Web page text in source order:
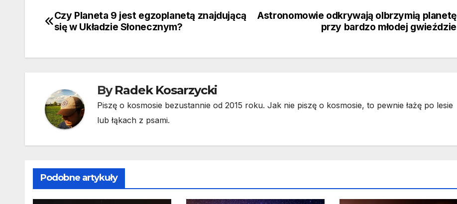
Nawigacja
Astronomowie odkrywają olbrzymią planetę
przy bardzo młodej gwieździe
Czy Planeta 9 jest egzoplanetą znajdującą
się w Układzie Słonecznym?
ByRadek Kosarzycki
Piszę o kosmosie bezustannie od 2015 roku. Jak nie piszę o kosmosie, to pewnie łażę po lesie
lub łąkach z psami.
Podobne artykuły